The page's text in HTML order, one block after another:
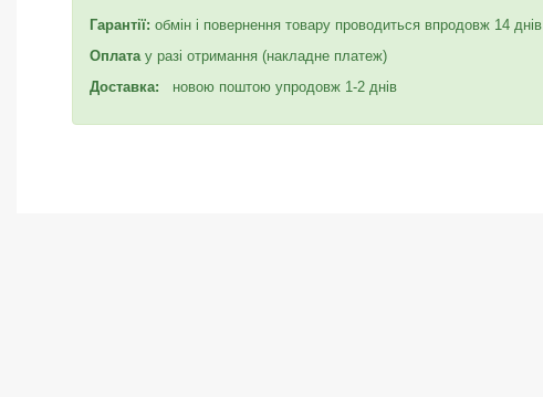
Гарантії: обмін і повернення товару проводиться впродовж 14 днів
Оплата у разі отримання (накладне платеж)
Доставка:
новою поштою упродовж 1-2 днів